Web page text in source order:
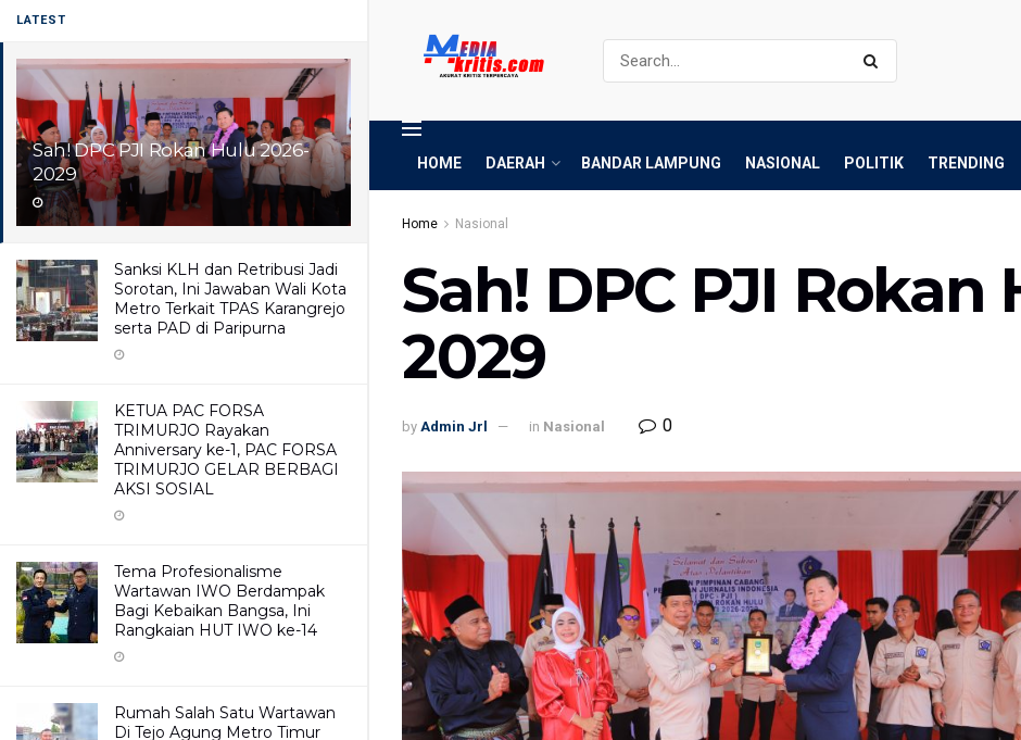
LATEST
Sah! DPC PJI Rokan Hulu 2026-
2029
Sanksi KLH dan Retribusi Jadi
Sorotan, Ini Jawaban Wali Kota
Metro Terkait TPAS Karangrejo
serta PAD di Paripurna
KETUA PAC FORSA
TRIMURJO Rayakan
Anniversary ke-1, PAC FORSA
TRIMURJO GELAR BERBAGI
AKSI SOSIAL
Tema Profesionalisme
Wartawan IWO Berdampak
Bagi Kebaikan Bangsa, Ini
Rangkaian HUT IWO ke-14
Rumah Salah Satu Wartawan
Di Tejo Agung Metro Timur
HOME DAERAH BANDAR LAMPUNG NASIONAL POLITIK TRENDING
Home Nasional
Sah! DPC PJI Rokan
2029
by Admin Jrl in Nasional 0